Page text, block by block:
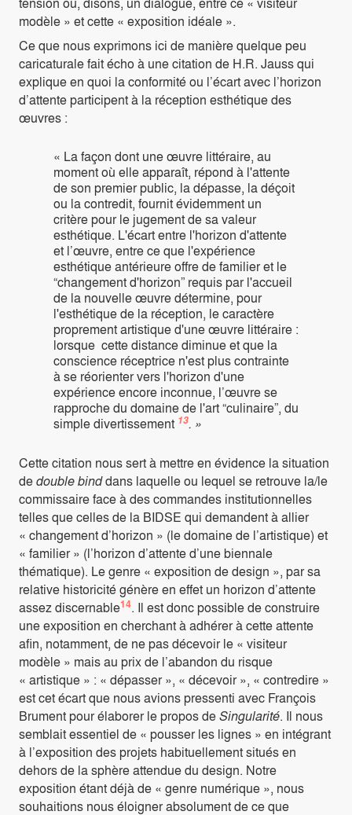
modèle » et cette « exposition idéale ».
Ce que nous exprimons ici de manière quelque peu
caricaturale fait écho à une citation de H.R. Jauss qui
explique en quoi la conformité ou l’écart avec l’horizon
d’attente participent à la réception esthétique des
œuvres :
« La façon dont une œuvre littéraire, au
moment où elle apparaît, répond à l'attente
de son premier public, la dépasse, la déçoit
ou la contredit, fournit évidemment un
critère pour le jugement de sa valeur
esthétique. L'écart entre l'horizon d'attente
et l’œuvre, entre ce que l'expérience
esthétique antérieure offre de familier et le
“changement d'horizon” requis par l'accueil
de la nouvelle œuvre détermine, pour
l'esthétique de la réception, le caractère
proprement artistique d'une œuvre littéraire :
lorsque cette distance diminue et que la
conscience réceptrice n'est plus contrainte
à se réorienter vers l'horizon d'une
expérience encore inconnue, l’œuvre se
rapproche du domaine de l'art “culinaire”, du
simple divertissement 13. »
Cette citation nous sert à mettre en évidence la situation
dedouble binddans laquelle ou lequel se retrouve la/le
commissaire face à des commandes institutionnelles
telles que celles de la BIDSE qui demandent à allier
« changement d’horizon » (le domaine de l’artistique) et
« familier » (l’horizon d’attente d’une biennale
thématique). Le genre « exposition de design », par sa
relative historicité génère en effet un horizon d’attente
assez discernable14. Il est donc possible de construire
une exposition en cherchant à adhérer à cette attente
afin, notamment, de ne pas décevoir le « visiteur
modèle » mais au prix de l’abandon du risque
« artistique » : « dépasser », « décevoir », « contredire »
est cet écart que nous avions pressenti avec François
Brument pour élaborer le propos deSingularité. Il nous
semblait essentiel de « pousser les lignes » en intégrant
à l’exposition des projets habituellement situés en
dehors de la sphère attendue du design. Notre
exposition étant déjà de « genre numérique », nous
souhaitions nous éloigner absolument de ce que